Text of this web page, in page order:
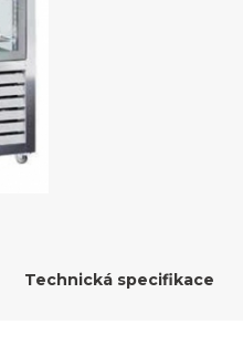
Technická specifikace